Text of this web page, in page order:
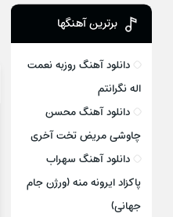
برترین آهنگها
دانلود آهنگ روزبه نعمت
اله نگرانتم
دانلود آهنگ محسن
چاوشی مریض تخت آخری
دانلود آهنگ سهراب
پاکزاد ایرونه منه (ورژن جام
جهانی)